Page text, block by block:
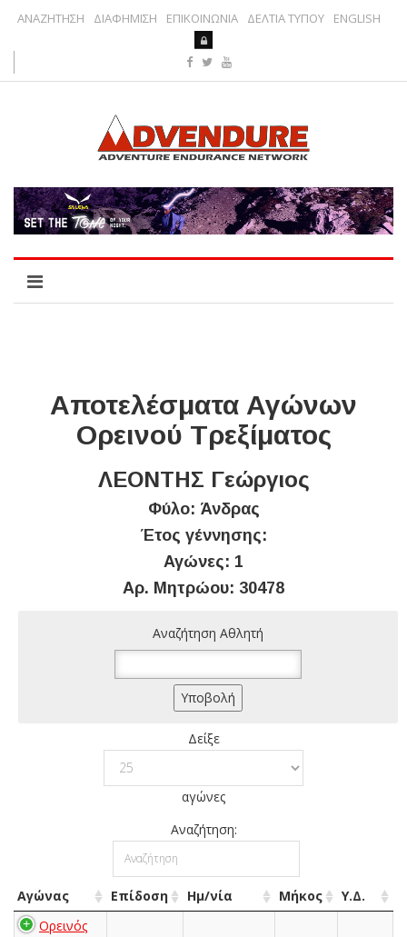
ΑΝΑΖΗΤΗΣΗ ΔΙΑΦΗΜΙΣΗ ΕΠΙΚΟΙΝΩΝΙΑ ΔΕΛΤΙΑ ΤΥΠΟΥ ENGLISH
Αποτελέσματα Αγώνων
Ορεινού Τρεξίματος
ΛΕΟΝΤΗΣ Γεώργιος
Φύλο: Άνδρας
Έτος γέννησης:
Αγώνες: 1
Αρ. Μητρώου: 30478
Αναζήτηση Αθλητή
Δείξε
αγώνες
Αναζήτηση:
Αγώνας Επίδοση Ημ/νία Μήκος
Υ.Δ.
Ορεινός